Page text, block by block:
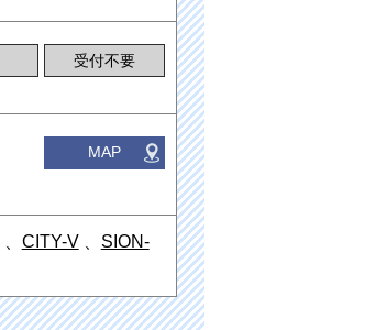
受付不要
MAP
CITY-V、 SION-